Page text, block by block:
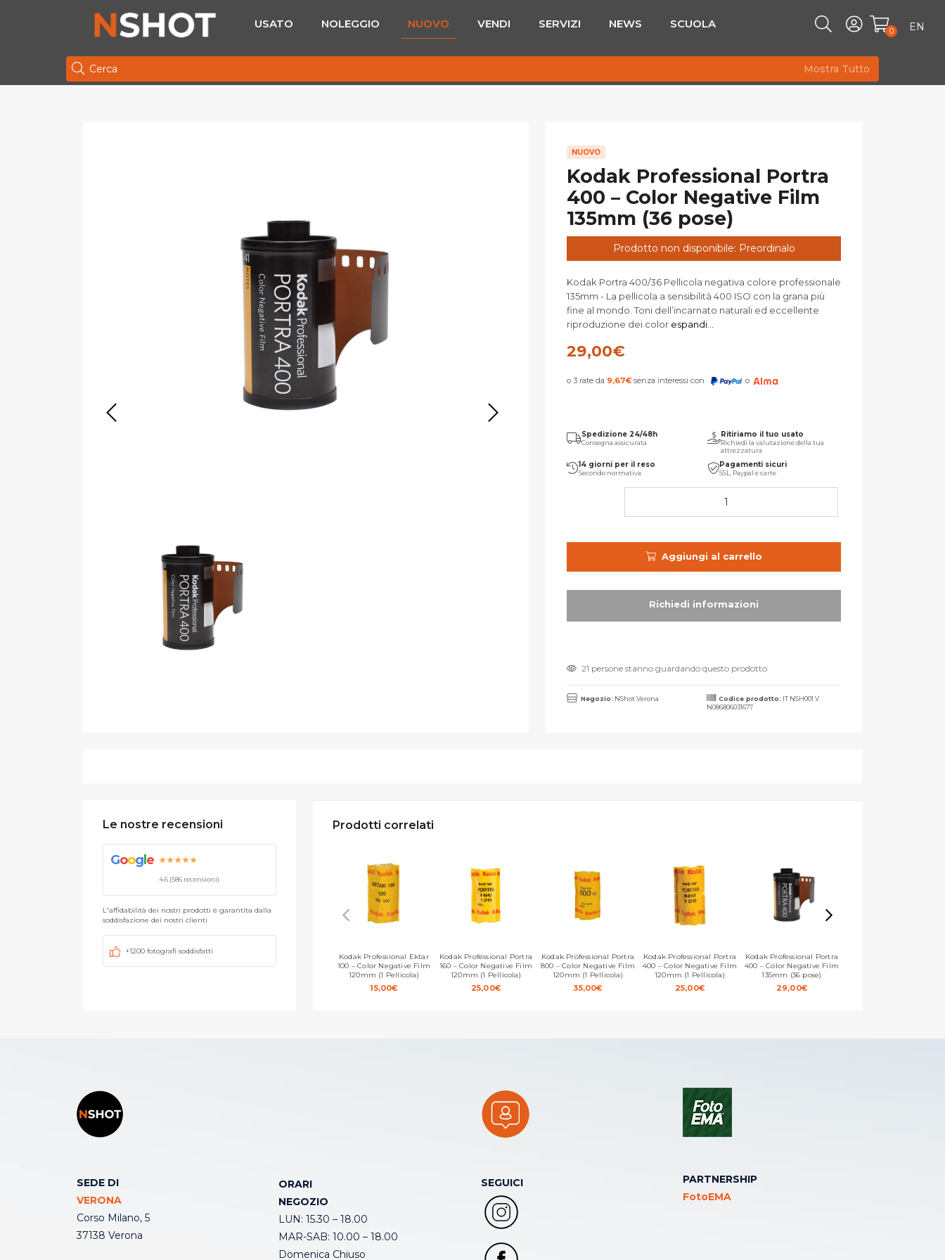
USATO NOLEGGIO NUOVO VENDI SERVIZI NEWS SCUOLA
0 EN
Mostra Tutto
NUOVO
Kodak Professional Portra
400 – Color Negative Film
135mm (36 pose)
Prodotto non disponibile: Preordinalo
Kodak Portra 400/36 Pellicola negativa colore professionale
135mm - La pellicola a sensibilità 400 ISO con la grana più
fine al mondo. Toni dell’incarnato naturali ed eccellente
riproduzione dei color espandi...
29,00€
o 3 rate da 9,67€ senza interessi con o
Spedizione 24/48h
Consegna assicurata
Ritiriamo il tuo usato
Richiedi la valutazione della tua
attrezzatura
14 giorni per il reso
Secondo normativa
Pagamenti sicuri
SSL, Paypal e carte
Aggiungi al carrello
21 persone stanno guardando questo prodotto
Negozio: NShot Verona Codice prodotto: IT NSH001 V
N086806031677
Le nostre recensioni
Googl e ★★★★★
4.6 (586 recensioni)
L'affidabilità dei nostri prodotti è garantita dalla
soddisfazione dei nostri clienti
+1200 fotografi soddisfatti
Prodotti correlati
Kodak Professional Ektar
100 – Color Negative Film
120mm (1 Pellicola)
15,00€
Kodak Professional Portra
160 – Color Negative Film
120mm (1 Pellicola)
25,00€
Kodak Professional Portra
800 – Color Negative Film
120mm (1 Pellicola)
35,00€
Kodak Professional Portra
400 – Color Negative Film
120mm (1 Pellicola)
25,00€
Kodak Professional Portra
400 – Color Negative Film
135mm (36 pose)
29,00€
SEDE DI
VERONA
Corso Milano, 5
37138 Verona
ORARI
NEGOZIO
LUN: 15.30 – 18.00
MAR-SAB: 10.00 – 18.00
Domenica Chiuso
SEGUICI
PARTNERSHIP
FotoEMA